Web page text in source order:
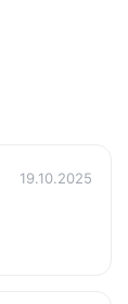
19.10.2025